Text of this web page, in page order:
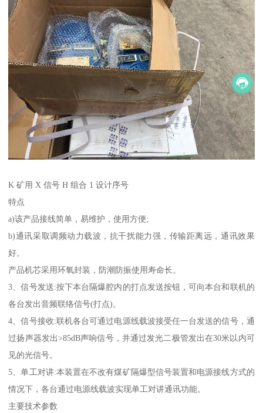
K 矿用 X 信号 H 组合 1 设计序号
特点
a)该产品接线简单，易维护，使用方便;
b)通讯采取调频动力载波，抗干扰能力强，传输距离远，通讯效果
好。
产品机芯采用环氧封装，防潮防振使用寿命长。
3、信号发送:按下本台隔爆腔内的打点发送按钮，可向本台和联机的
各台发出音频联络信号(打点)。
4、信号接收:联机各台可通过电源线载波接受任一台发送的信号，通
过扬声器发出>85dB声响信号，并通过发光二极管发出在30米以内可
见的光信号。
5、单工对讲:本装置在不改有煤矿隔爆型信号装置和电源接线方式的
情况下，各台通过电源线载波实现单工对讲通讯功能。
主要技术参数